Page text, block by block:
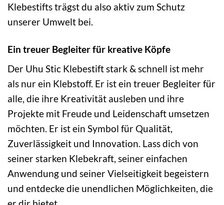
Klebestifts trägst du also aktiv zum Schutz
unserer Umwelt bei.
Ein treuer Begleiter für kreative Köpfe
Der Uhu Stic Klebestift stark & schnell ist mehr
als nur ein Klebstoff. Er ist ein treuer Begleiter für
alle, die ihre Kreativität ausleben und ihre
Projekte mit Freude und Leidenschaft umsetzen
möchten. Er ist ein Symbol für Qualität,
Zuverlässigkeit und Innovation. Lass dich von
seiner starken Klebekraft, seiner einfachen
Anwendung und seiner Vielseitigkeit begeistern
und entdecke die unendlichen Möglichkeiten, die